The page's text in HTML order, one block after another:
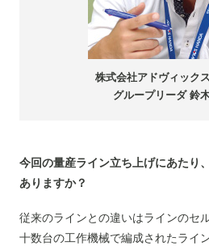
株式会社アドヴィックス
グループリーダ 鈴
今回の量産ライン立ち上げにあたり
ありますか？
従来のラインとの違いはラインのセル
十数台の工作機械で編成されたライ